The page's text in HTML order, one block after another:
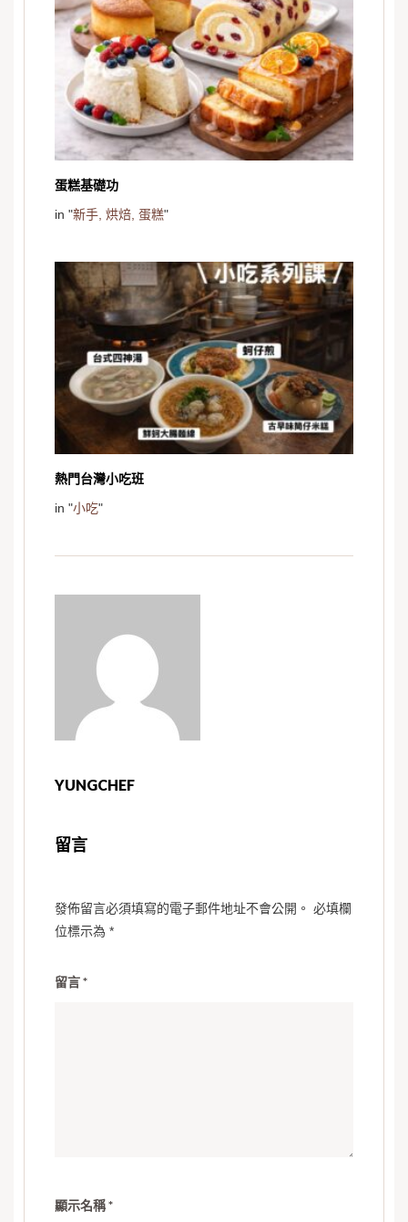
蛋糕基礎功
in "新手, 烘焙, 蛋糕"
熱門台灣小吃班
in "小吃"
YUNGCHEF
留言
發佈留言必須填寫的電子郵件地址不會公開。 必填欄
位標示為 *
留言*
顯示名稱*